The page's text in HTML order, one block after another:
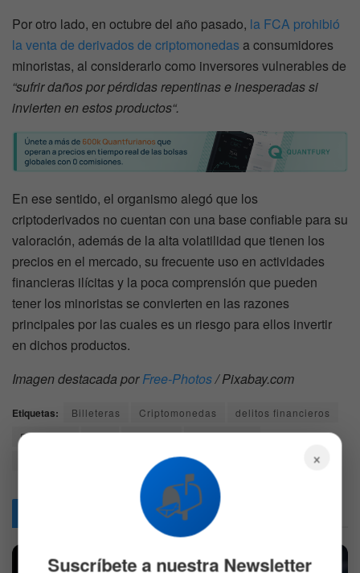
Por otro lado, en octubre del año pasado, la FCA prohibió
la venta de derivados de criptomonedas a consumidores
minoristas, al considerarlo como inversores vulnerables de
“sufrir daños por pérdidas repentinas e inesperadas si
invierten en estos productos“.
En ese sentido, el organismo alegó que los
criptoderivados no cuentan con una base confiable para su
valoración, además de la alta volatilidad que tienen los
precios en el mercado, su frecuente uso en actividades
financieras ilícitas y la poca comprensión que pueden
tener los minoristas se convierten en las razones
principales por las cuales es un riesgo para ellos invertir
en dichos productos.
Imagen destacada porFree-Photos/ Pixabay.com
Etiquetas: Billeteras Criptomonedas
delitos financieros
Exchange
FCA informes
Intercambio
Reino Unido
Relacionados
×
📬
Suscríbete a nuestra Newsletter